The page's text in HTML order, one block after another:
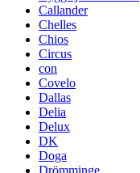
Callander
Chelles
Chios
Circus
con
Covelo
Dallas
Delia
Delux
DK
Doga
Drömminge